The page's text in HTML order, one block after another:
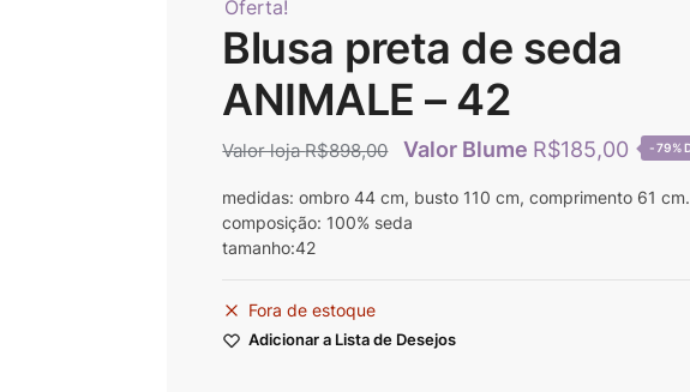
Oferta!
Blusa preta de seda
ANIMALE – 42
R$898,00 R$185,00 -79%
medidas: ombro 44 cm, busto 110 cm, comprimento 61 cm.
composição: 100% seda
tamanho:42
Fora de estoque
Adicionar a Lista de Desejos